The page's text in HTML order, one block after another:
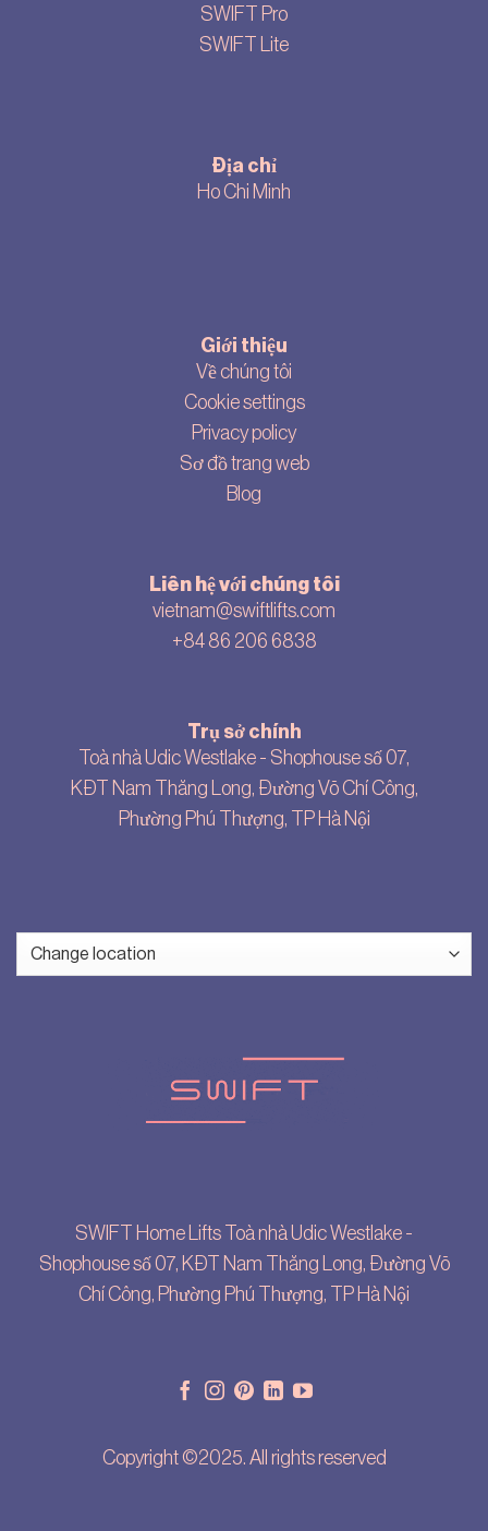
SWIFT Pro
SWIFT Lite
Địa chỉ
Ho Chi Minh
Giới thiệu
Về chúng tôi
Cookie settings
Privacy policy
Sơ đồ trang web
Blog
Liên hệ với chúng tôi
vietnam@swiftlifts.com
+84 86 206 6838
Trụ sở chính
Toà nhà Udic Westlake - Shophouse số 07,
KĐT Nam Thăng Long, Đường Võ Chí Công,
Phường Phú Thượng, TP Hà Nội
SWIFT Home Lifts Toà nhà Udic Westlake -
Shophouse số 07, KĐT Nam Thăng Long, Đường Võ
Chí Công, Phường Phú Thượng, TP Hà Nội
Copyright ©2025. All rights reserved